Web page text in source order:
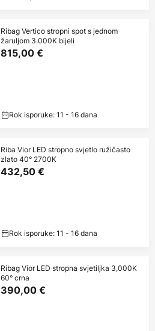
Ribag Vertico stropni spot s jednom
žaruljom 3.000K bijeli
815,00 €
Rok isporuke: 11 - 16 dana
Riba Vior LED stropno svjetlo ružičasto
zlato 40° 2700K
432,50 €
Rok isporuke: 11 - 16 dana
Ribag Vior LED stropna svjetiljka 3,000K
60° crna
390,00 €